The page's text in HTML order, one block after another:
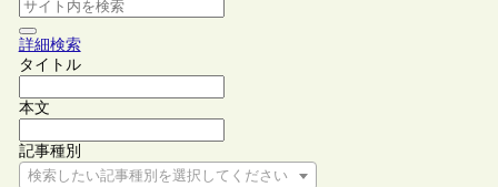
詳細検索
タイトル
本文
記事種別
検索したい記事種別を選択してください